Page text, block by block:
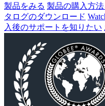
製品をみる 製品の購入方
タログのダウンロード
入後のサポートを知りたい